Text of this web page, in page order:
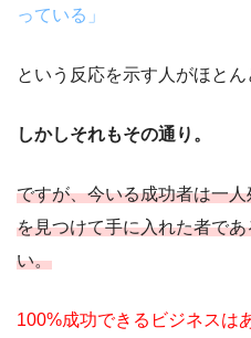
っている」
という反応を示す人がほとん
しかしそれもその通り。
ですが、今いる成功者は一
を見つけて手に入れた者で
い。
100%成功できるビジネスは